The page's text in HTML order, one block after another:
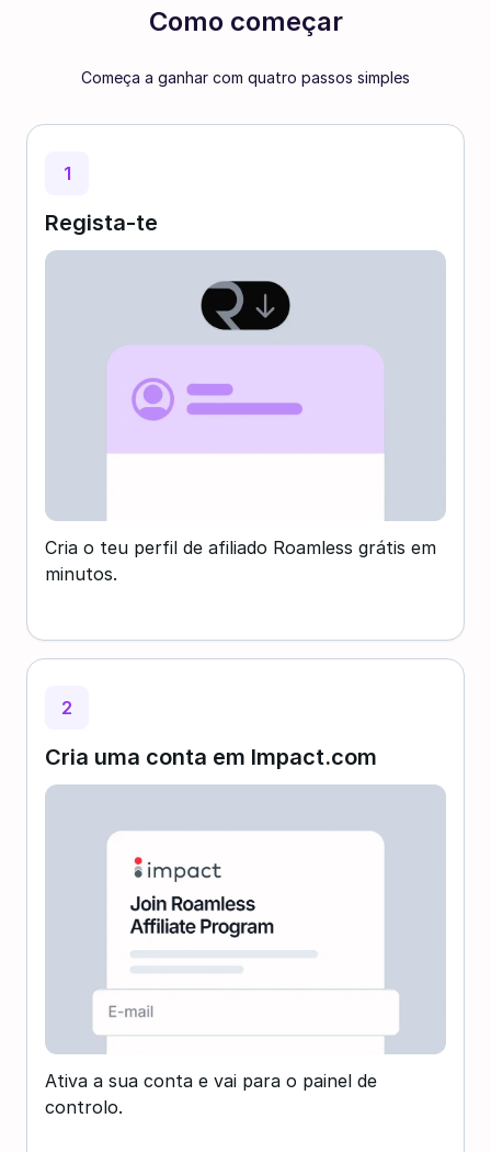
Como começar
Começa a ganhar com quatro passos simples
1
Regista-te
Cria o teu perfil de afiliado Roamless grátis em
minutos.
2
Cria uma conta em Impact.com
Ativa a sua conta e vai para o painel de
controlo.